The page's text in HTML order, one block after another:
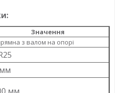
Значення
з валом на опорі